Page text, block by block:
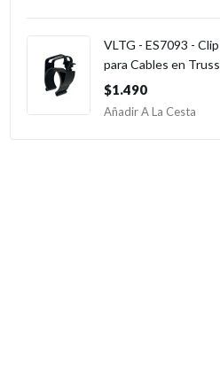
VLTG - ES7093 - Clip
para Cables en Truss
$1.490
Añadir A La Cesta